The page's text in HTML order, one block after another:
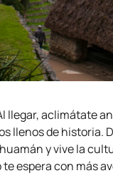
llegar, aclimátate
llenos de historia.
y vive la
espera con más